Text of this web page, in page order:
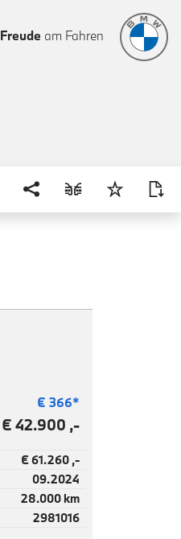
Freude am Fahren
€ 366*
€ 42.900 ,-
€ 61.260 ,-
09.2024
28.000 km
2981016